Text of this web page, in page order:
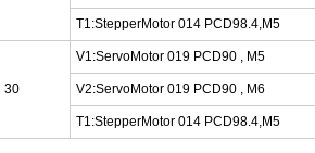
T1:StepperMotor 014 PCD98.4,M5
30
V1:ServoMotor 019 PCD90 , M5
V2:ServoMotor 019 PCD90 , M6
T1:StepperMotor 014 PCD98.4,M5